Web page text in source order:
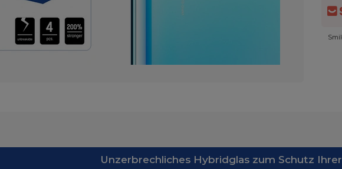
Unzerbrechliches Hybridglas zum Schutz